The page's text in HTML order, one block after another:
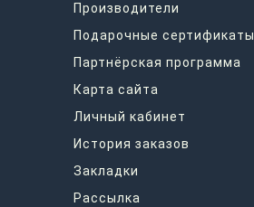
Производители
Подарочные сертификаты
Партнёрская программа
Карта сайта
Личный кабинет
История заказов
Закладки
Рассылка